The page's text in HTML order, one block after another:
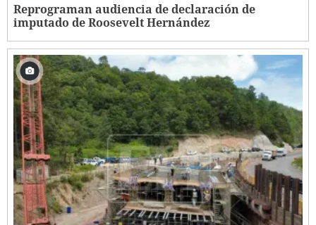
Reprograman audiencia de declaración de
imputado de Roosevelt Hernández